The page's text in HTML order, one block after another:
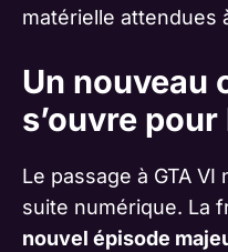
matérielle attendues
Un nouveau
s’ouvre
Le passage à GTA
suite numérique. La
nouvel épisode